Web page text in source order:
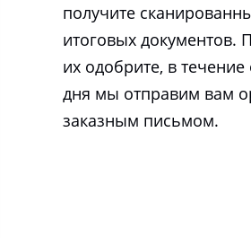
получите
итоговых документов.
их одобрите, в
дня мы отправим вам
заказным письмом.